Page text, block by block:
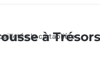
à Trésors